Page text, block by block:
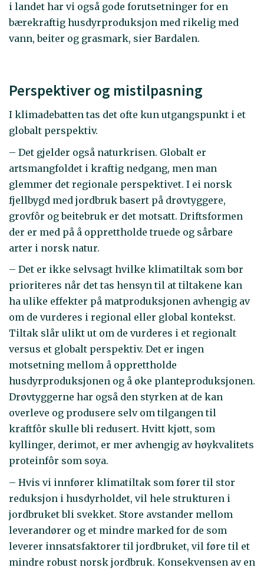
i landet har vi også gode forutsetninger for en
bærekraftig husdyrproduksjon med rikelig med
vann, beiter og grasmark, sier Bardalen.
Perspektiver og mistilpasning
I klimadebatten tas det ofte kun utgangspunkt i et
globalt perspektiv.
– Det gjelder også naturkrisen. Globalt er
artsmangfoldet i kraftig nedgang, men man
glemmer det regionale perspektivet. I ei norsk
fjellbygd med jordbruk basert på drøvtyggere,
grovfôr og beitebruk er det motsatt. Driftsformen
der er med på å opprettholde truede og sårbare
arter i norsk natur.
– Det er ikke selvsagt hvilke klimatiltak som bør
prioriteres når det tas hensyn til at tiltakene kan
ha ulike effekter på matproduksjonen avhengig av
om de vurderes i regional eller global kontekst.
Tiltak slår ulikt ut om de vurderes i et regionalt
versus et globalt perspektiv. Det er ingen
motsetning mellom å opprettholde
husdyrproduksjonen og å øke planteproduksjonen.
Drøvtyggerne har også den styrken at de kan
overleve og produsere selv om tilgangen til
kraftfôr skulle bli redusert. Hvitt kjøtt, som
kyllinger, derimot, er mer avhengig av høykvalitets
proteinfôr som soya.
– Hvis vi innfører klimatiltak som fører til stor
reduksjon i husdyrholdet, vil hele strukturen i
jordbruket bli svekket. Store avstander mellom
leverandører og et mindre marked for de som
leverer innsatsfaktorer til jordbruket, vil føre til et
mindre robust norsk jordbruk. Konsekvensen av en